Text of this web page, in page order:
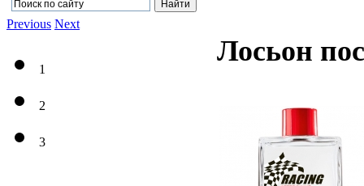
Лосьон
Previous Next
1
2
3